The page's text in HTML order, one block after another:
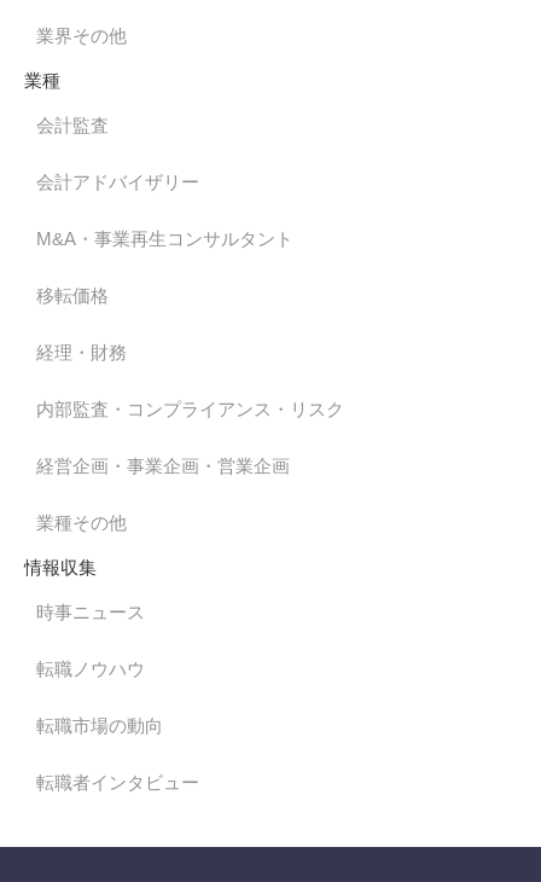
業界その他
業種
会計監査
会計アドバイザリー
M&A・事業再生コンサルタント
移転価格
経理・財務
内部監査・コンプライアンス・リスク
経営企画・事業企画・営業企画
業種その他
情報収集
時事ニュース
転職ノウハウ
転職市場の動向
転職者インタビュー